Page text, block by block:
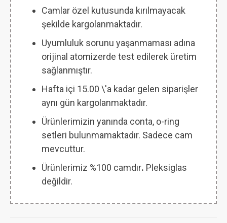
Camlar özel kutusunda kırılmayacak
şekilde kargolanmaktadır.
Uyumluluk sorunu yaşanmaması adına
orijinal atomizerde test edilerek üretim
sağlanmıştır.
Hafta içi 15.00 \'a kadar gelen siparişler
aynı gün kargolanmaktadır.
Ürünlerimizin yanında conta, o-ring
setleri bulunmamaktadır. Sadece cam
mevcuttur.
Ürünlerimiz %100 camdır. Pleksiglas
değildir.